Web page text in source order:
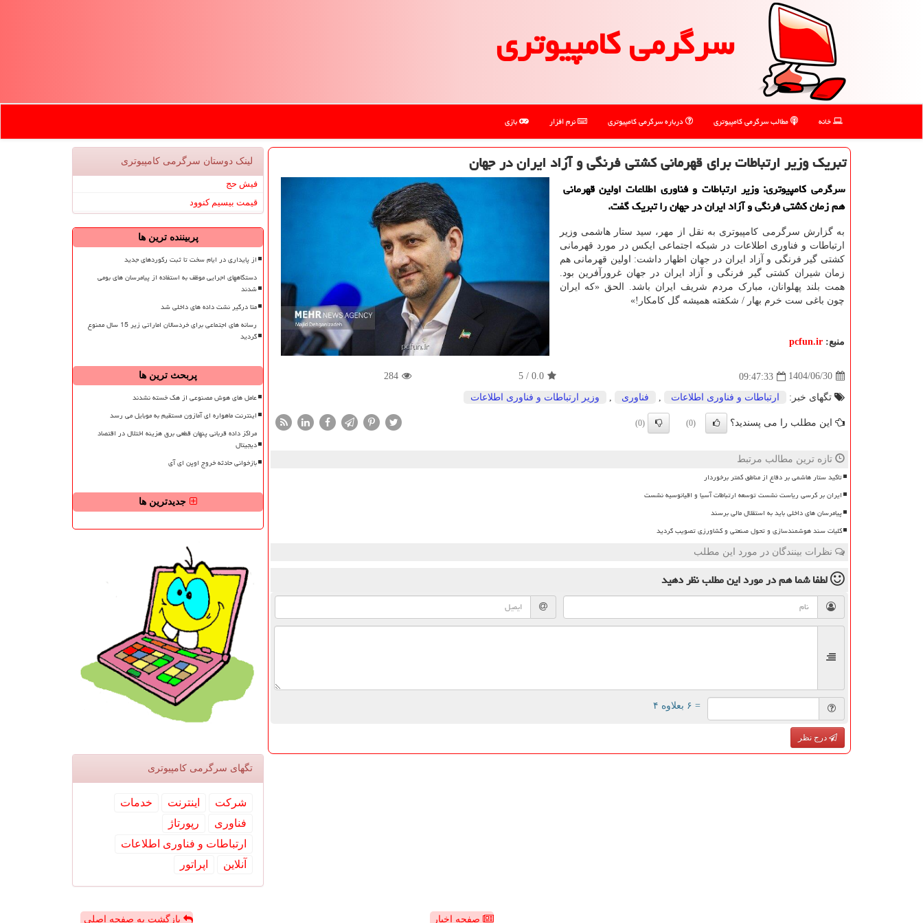
سرگرمی كامپیوتری
خانه مطالب سرگرمی كامپیوتری درباره سرگرمی كامپیوتری نرم افزار بازی
تبریک وزیر ارتباطات برای قهرمانی کشتی فرنگی و آزاد ایران در جهان
سرگرمی کامپیوتری: وزیر ارتباطات و فناوری اطلاعات اولین قهرمانی
هم زمان کشتی فرنگی و آزاد ایران در جهان را تبریک گفت.
به گزارش سرگرمی کامپیوتری به نقل از مهر، سید ستار هاشمی وزیر
ارتباطات و فناوری اطلاعات در شبکه اجتماعی ایکس در مورد قهرمانی
کشتی گیر فرنگی و آزاد ایران در جهان اظهار داشت: اولین قهرمانی هم
زمان شیران کشتی گیر فرنگی و آزاد ایران در جهان غرورآفرین بود.
همت بلند پهلوانان، مبارک مردم شریف ایران باشد. الحق «که ایران
چون باغی ست خرم بهار / شکفته همیشه گل کامکار!»
منبع: pcfun.ir
1404/06/30
09:47:33
0.0
/
5
284
تگهای خبر: ارتباطات و فناوری اطلاعات فناوری وزیر ارتباطات و فناوری اطلاعات
این مطلب را می پسندید؟ (0)
(0)
تازه ترین مطالب مرتبط
تاکید ستار هاشمی بر دفاع از مناطق کمتر برخوردار
ایران بر کرسی ریاست نشست توسعه ارتباطات آسیا و اقیانوسیه نشست
پیامرسان های داخلی باید به استقلال مالی برسند
کلیات سند هوشمندسازی و تحول صنعتی و کشاورزی تصویب گردید
نظرات بینندگان در مورد این مطلب
لطفا شما همدر مورد این مطلبنظر دهید
= ۶ بعلاوه ۴
درج نظر
لینک دوستان سرگرمی كامپیوتری
فیش حج
قیمت بیسیم کنوود
پربیننده ترین ها
از پایداری در ایام سخت تا ثبت رکوردهای جدید
دستگاههای اجرایی موظف به استفاده از پیامرسان های بومی
شدند
متا درگیر نشت داده های داخلی شد
رسانه های اجتماعی برای خردسالان اماراتی زیر 15 سال ممنوع
گردید
پربحث ترین ها
عامل های هوش مصنوعی از هک خسته نشدند
اینترنت ماهواره ای آمازون مستقیم به موبایل می رسد
مراکز داده قربانی پنهان قطعی برق هزینه اختلال در اقتصاد
دیجیتال
بازخوانی حادثه خروج اوپن ای آی
جدیدترین ها
تگهای سرگرمی كامپیوتری
شركت اینترنت
خدمات
فناوری
رپورتاژ
ارتباطات و فناوری اطلاعات
آنلاین
اپراتور
صفحه اخبار بازگشت به صفحه اصلی